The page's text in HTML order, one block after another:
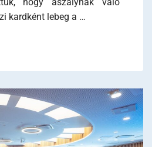
kardként lebeg a …